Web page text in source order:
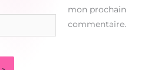
mon prochain
commentaire.